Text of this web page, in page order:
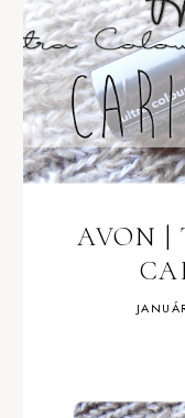
AVON |